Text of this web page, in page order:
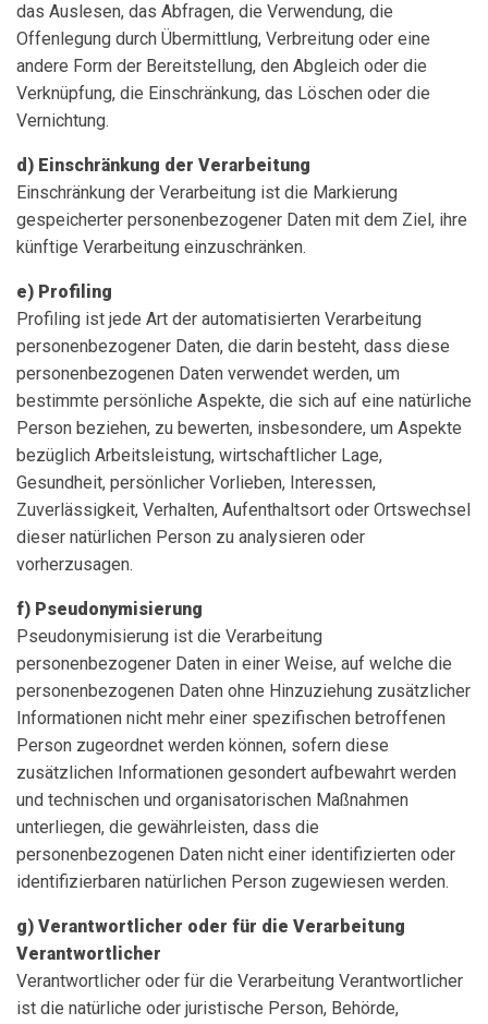
das Auslesen, das Abfragen, die Verwendung, die
Offenlegung durch Übermittlung, Verbreitung oder eine
andere Form der Bereitstellung, den Abgleich oder die
Verknüpfung, die Einschränkung, das Löschen oder die
Vernichtung.
d) Einschränkung der Verarbeitung
Einschränkung der Verarbeitung ist die Markierung
gespeicherter personenbezogener Daten mit dem Ziel, ihre
künftige Verarbeitung einzuschränken.
e) Profiling
Profiling ist jede Art der automatisierten Verarbeitung
personenbezogener Daten, die darin besteht, dass diese
personenbezogenen Daten verwendet werden, um
bestimmte persönliche Aspekte, die sich auf eine natürliche
Person beziehen, zu bewerten, insbesondere, um Aspekte
bezüglich Arbeitsleistung, wirtschaftlicher Lage,
Gesundheit, persönlicher Vorlieben, Interessen,
Zuverlässigkeit, Verhalten, Aufenthaltsort oder Ortswechsel
dieser natürlichen Person zu analysieren oder
vorherzusagen.
f) Pseudonymisierung
Pseudonymisierung ist die Verarbeitung
personenbezogener Daten in einer Weise, auf welche die
personenbezogenen Daten ohne Hinzuziehung zusätzlicher
Informationen nicht mehr einer spezifischen betroffenen
Person zugeordnet werden können, sofern diese
zusätzlichen Informationen gesondert aufbewahrt werden
und technischen und organisatorischen Maßnahmen
unterliegen, die gewährleisten, dass die
personenbezogenen Daten nicht einer identifizierten oder
identifizierbaren natürlichen Person zugewiesen werden.
g) Verantwortlicher oder für die Verarbeitung
Verantwortlicher
Verantwortlicher oder für die Verarbeitung Verantwortlicher
ist die natürliche oder juristische Person, Behörde,